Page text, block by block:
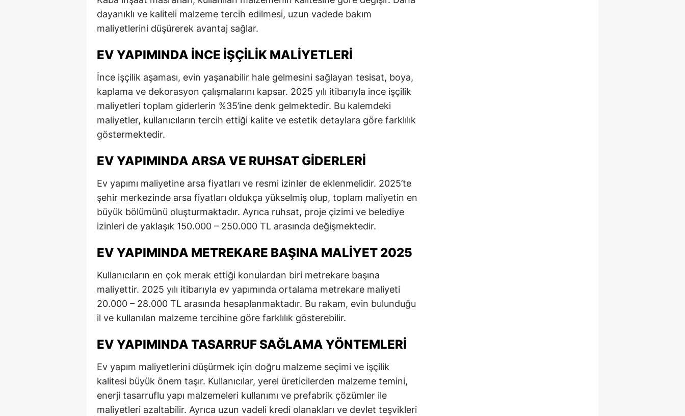
dayanıklı ve kaliteli malzeme tercih edilmesi, uzun vadede bakım
maliyetlerini düşürerek avantaj sağlar.
EV YAPIMINDA İNCE İŞÇILIK MALIYETLERI
İnce işçilik aşaması, evin yaşanabilir hale gelmesini sağlayan tesisat, boya,
kaplama ve dekorasyon çalışmalarını kapsar. 2025 yılı itibarıyla ince işçilik
maliyetleri toplam giderlerin %35’ine denk gelmektedir. Bu kalemdeki
maliyetler, kullanıcıların tercih ettiği kalite ve estetik detaylara göre farklılık
göstermektedir.
EV YAPIMINDA ARSA VE RUHSAT GIDERLERI
Ev yapımı maliyetine arsa fiyatları ve resmi izinler de eklenmelidir. 2025’te
şehir merkezinde arsa fiyatları oldukça yükselmiş olup, toplam maliyetin en
büyük bölümünü oluşturmaktadır. Ayrıca ruhsat, proje çizimi ve belediye
izinleri de yaklaşık 150.000 – 250.000 TL arasında değişmektedir.
EV YAPIMINDA METREKARE BAŞINA MALIYET 2025
Kullanıcıların en çok merak ettiği konulardan biri metrekare başına
maliyettir. 2025 yılı itibarıyla ev yapımında ortalama metrekare maliyeti
20.000 – 28.000 TL arasında hesaplanmaktadır. Bu rakam, evin bulunduğu
il ve kullanılan malzeme tercihine göre farklılık gösterebilir.
EV YAPIMINDA TASARRUF SAĞLAMA YÖNTEMLERI
Ev yapım maliyetlerini düşürmek için doğru malzeme seçimi ve işçilik
kalitesi büyük önem taşır. Kullanıcılar, yerel üreticilerden malzeme temini,
enerji tasarruflu yapı malzemeleri kullanımı ve prefabrik çözümler ile
maliyetleri azaltabilir. Ayrıca uzun vadeli kredi olanakları ve devlet teşvikleri